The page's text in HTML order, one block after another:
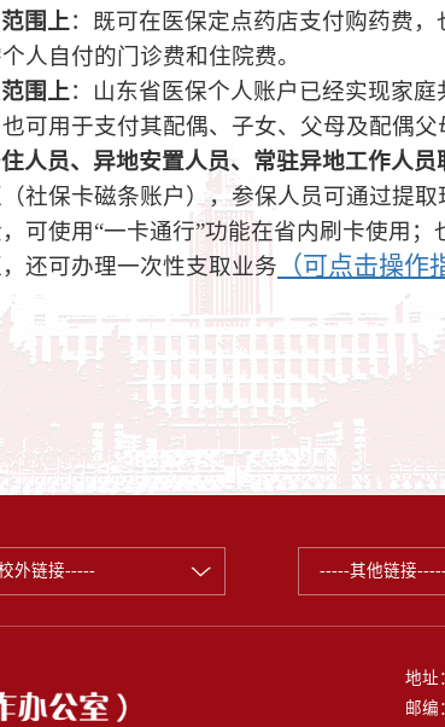
围上：既可在医保定点药店支付购药费
人自付的门诊费和住院费。
围上：山东省医保个人账户已经实现家
可用于支付其配偶、子女、父母及配偶父
人员、异地安置人员、常驻异地工作人员
社保卡磁条账户），参保人员可通过提
可使用“一卡通行”功能在省内刷卡使用
还可办理一次性支取业务
（可点击操作
外链接----- -----其他链接
地址
邮编